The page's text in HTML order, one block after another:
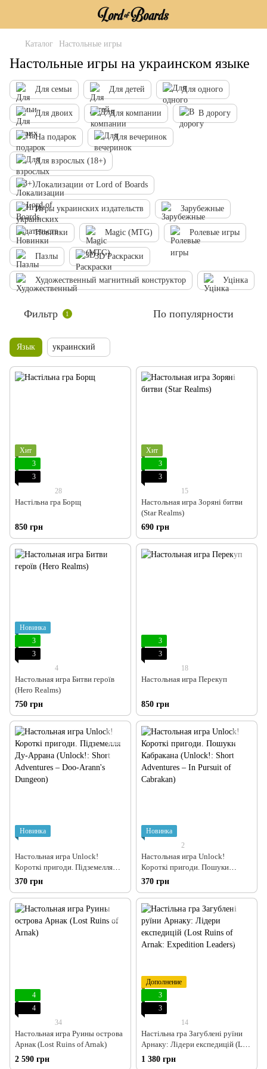
Каталог Настольные игры
Настольные игры на украинском языке
Для семьи Для детей Для одного
Для двоих Для компании В дорогу
На подарок Для вечеринок
Для взрослых (18+)
Локализации от Lord of Boards
Игры украинских издательств Зарубежные
Новинки Magic (MTG) Ролевые игры
Пазлы 3D Раскраски
Художественный магнитный конструктор Уцінка
Фильтр 1 По популярности
Язык украинский
Хит
3
3
28
Настільна гра Борщ
850 грн
Хит
3
3
15
Настольная игра Зоряні битви
(Star Realms)
690 грн
Новинка
3
3
4
Настольная игра Битви героїв
(Hero Realms)
750 грн
3
3
18
Настольная игра Перекуп
850 грн
Новинка
Настольная игра Unlock!
Короткі пригоди. Підземелля
Ду-Аррана (Unlock!: Short
Adventures – Doo-Arann's
Dungeon)
370 грн
Новинка
2
Настольная игра Unlock!
Короткі пригоди. Пошуки
Кабракана (Unlock!: Short
Adventures – In Pursuit of
Cabrakan)
370 грн
4
4
34
Настольная игра Руины острова
Арнак (Lost Ruins of Arnak)
2 590 грн
Дополнение
3
3
14
Настільна гра Загублені руїни
Арнаку: Лідери експедицій (Lost
Ruins of Arnak: Expedition
Leaders)
1 380 грн